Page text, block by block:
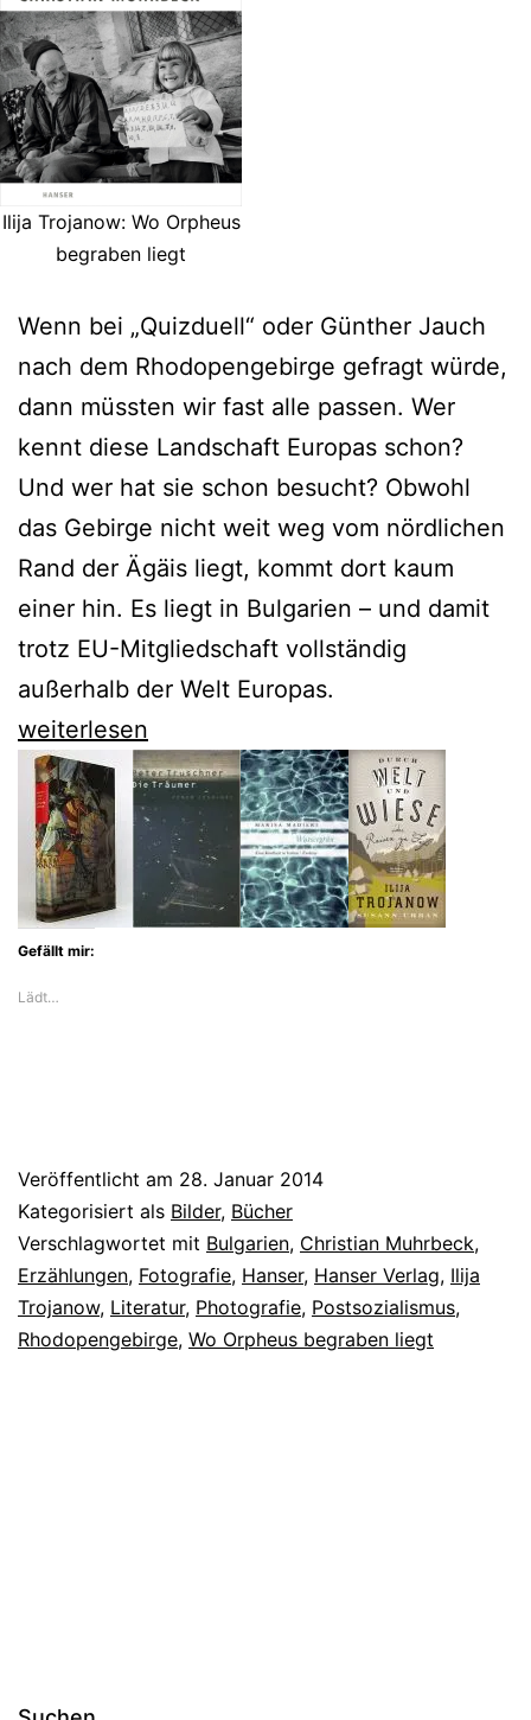
Ilija Trojanow: Wo Orpheus
begraben liegt
Wenn bei „Quizduell“ oder Günther Jauch
nach dem Rhodopengebirge gefragt würde,
dann müssten wir fast alle passen. Wer
kennt diese Landschaft Europas schon?
Und wer hat sie schon besucht? Obwohl
das Gebirge nicht weit weg vom nördlichen
Rand der Ägäis liegt, kommt dort kaum
einer hin. Es liegt in Bulgarien – und damit
trotz EU-Mitgliedschaft vollständig
außerhalb der Welt Europas.
Ilija
Trojanow
erzählt
von
der
Gegend,
der
weiterlesen
Gefällt mir:
Lädt…
Veröffentlicht am 28. Januar 2014
Kategorisiert als Bilder, Bücher
Verschlagwortet mit Bulgarien, Christian Muhrbeck,
Erzählungen, Fotografie, Hanser, Hanser Verlag, Ilija
Trojanow, Literatur, Photografie, Postsozialismus,
Rhodopengebirge, Wo Orpheus begraben liegt